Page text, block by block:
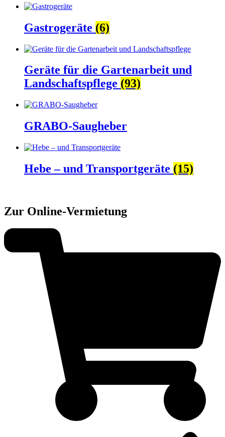
Gastrogeräte (6)
Geräte für die Gartenarbeit und
Landschaftspflege (93)
GRABO-Saugheber
Hebe – und Transportgeräte (15)
Zur Online-Vermietung